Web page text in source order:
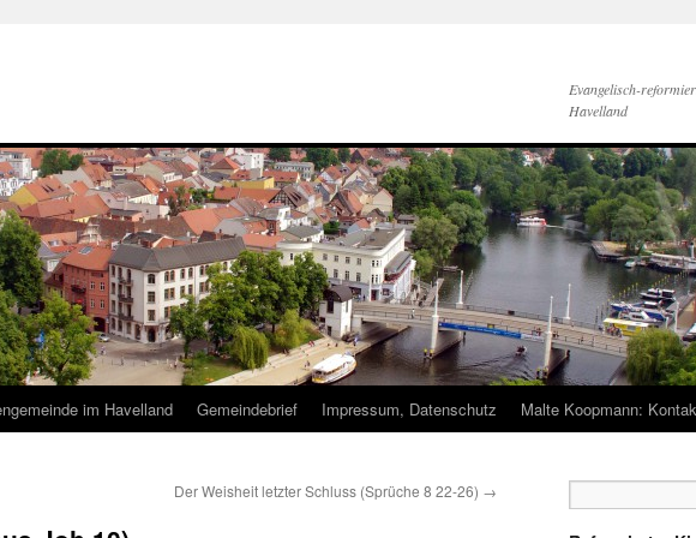
Evangelisch-
Havelland
im Havelland Gemeindebrief Impressum, Datenschutz Malte Koopmann:
Der Weisheit letzter Schluss (Sprüche 8 22-26) →